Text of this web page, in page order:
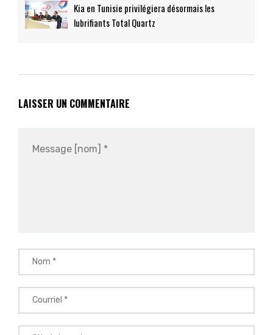
Kia en Tunisie privilégiera désormais les
lubrifiants Total Quartz
LAISSER UN COMMENTAIRE